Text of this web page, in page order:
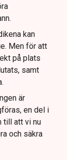
kan
Men för att
på plats
samt
är
en del i
till att vi nu
och säkra